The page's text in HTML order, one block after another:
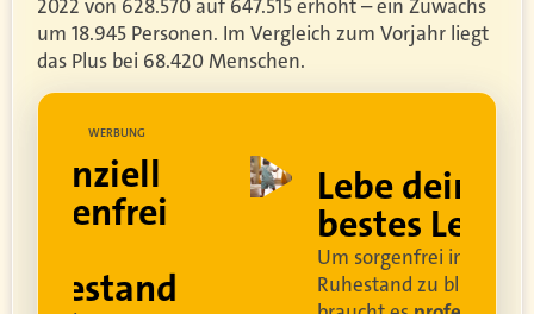
2022 von 628.570 auf 647.515 erhöht – ein Zuwachs
um 18.945 Personen. Im Vergleich zum Vorjahr liegt
das Plus bei 68.420 Menschen.
Lebe dein
bestes Leben
Um sorgenfrei in den
Ruhestand zu blicken,